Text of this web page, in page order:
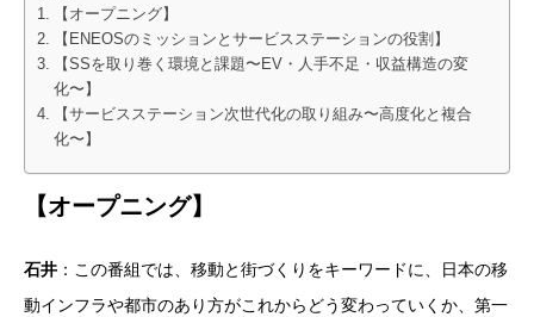
【オープニング】
【ENEOSのミッションとサービスステーションの役割】
【SSを取り巻く環境と課題〜EV・人手不足・収益構造の変
化〜】
【サービスステーション次世代化の取り組み〜高度化と複合
化〜】
【オープニング】
石井 ：この番組では、移動と街づくりをキーワードに、日本の移
動インフラや都市のあり方がこれからどう変わっていくか、第一